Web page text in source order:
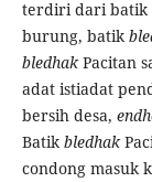
terdiri dari batik
burung, batik
bledhakPacitan
adat istiadat
bersih desa,
Batikbledhak
condong masuk